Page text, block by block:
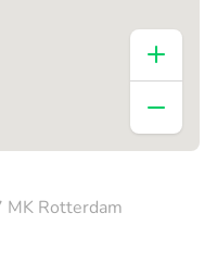
Rotterdam